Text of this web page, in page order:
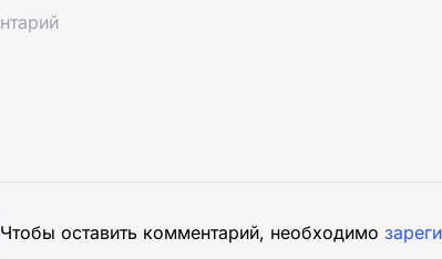
Чтобы оставить комментарий, необходимо